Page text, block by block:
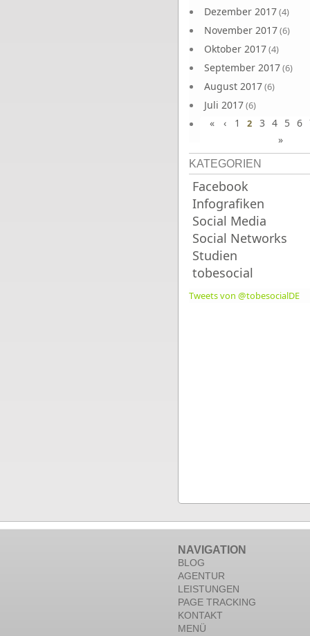
Dezember 2017(4)
November 2017(6)
Oktober 2017(4)
September 2017(6)
August 2017(6)
Juli 2017(6)
Juni 2017(6)
« ‹ 1 2 3 4 5 6
»
KATEGORIEN
Facebook
Infografiken
Social Media
Social Networks
Studien
tobesocial
Tweets von @tobesocialDE
NAVIGATION
BLOG
AGENTUR
LEISTUNGEN
PAGE TRACKING
KONTAKT
MENÜ